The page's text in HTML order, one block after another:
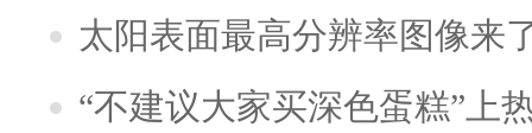
太阳表面最高分辨率图像来
“不建议大家买深色蛋糕”上